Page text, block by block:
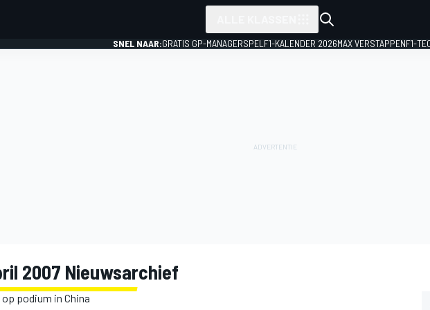
SNEL NAAR:GRATIS GP-MANAGERSPEL F1-KALENDER 2026MAX VERSTAPPENF1-
2007 Nieuwsarchief
podium in China